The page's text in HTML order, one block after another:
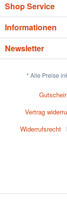
Shop Service
Informationen
Newsletter
* Alle Preise
Vertrag
Widerrufsrecht